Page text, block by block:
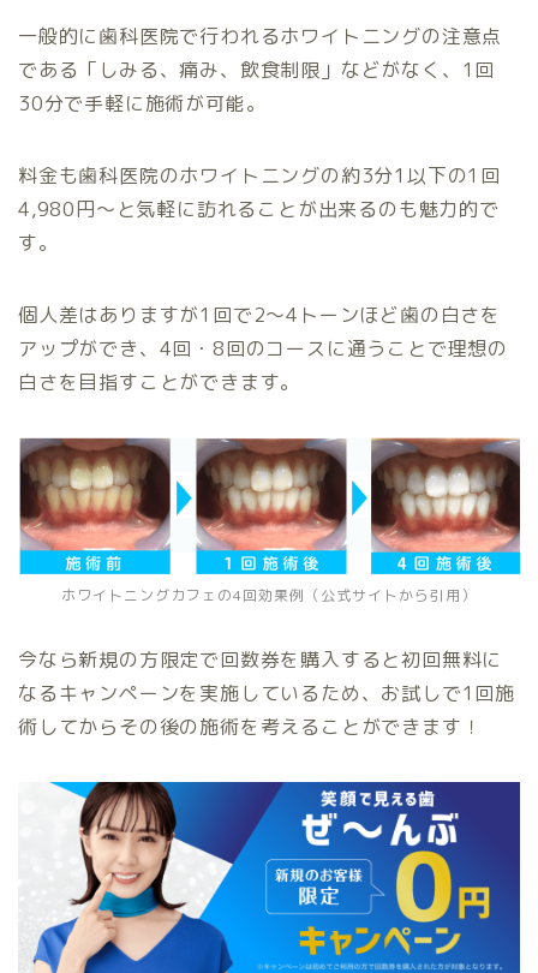
一般的に歯科医院で行われるホワイトニングの注意点
である「しみる、痛み、飲食制限」などがなく、1回
30分で手軽に施術が可能。
料金も歯科医院のホワイトニングの約3分1以下の1回
4,980円〜と気軽に訪れることが出来るのも魅力的で
す。
個人差はありますが1回で2〜4トーンほど歯の白さを
アップができ、4回・8回のコースに通うことで理想の
白さを目指すことができます。
ホワイトニングカフェの4回効果例（ 公式サイトから引用）
今なら新規の方限定で回数券を購入すると初回無料に
なるキャンペーンを実施しているため、お試しで1回施
術してからその後の施術を考えることができます！